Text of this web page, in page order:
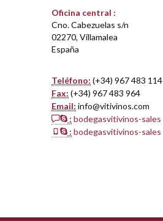
Oficina central :
Cno. Cabezuelas s/n
02270, Villamalea
España
Teléfono: (+34) 967 483 114
Fax: (+34) 967 483 964
Email: info@vitivinos.com
: bodegasvitivinos-sales
: bodegasvitivinos-sales